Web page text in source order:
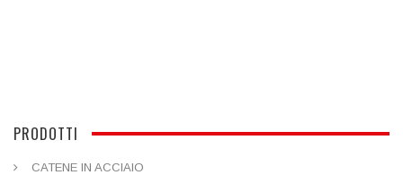
PRODOTTI
CATENE IN ACCIAIO